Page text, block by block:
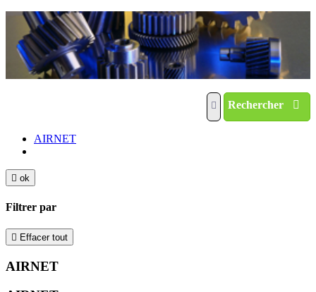
Rechercher
AIRNET
 ok
Filtrer par
 Effacer tout
AIRNET